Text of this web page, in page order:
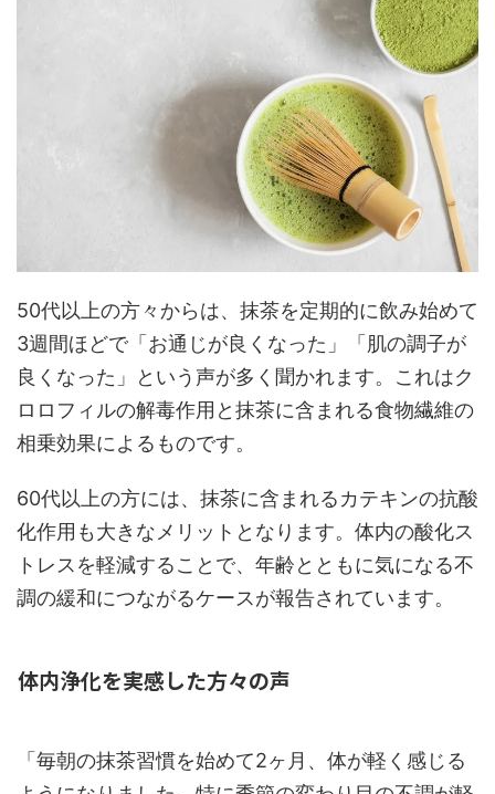
50代以上の方々からは、抹茶を定期的に飲み始めて
3週間ほどで「お通じが良くなった」「肌の調子が
良くなった」という声が多く聞かれます。これはク
ロロフィルの解毒作用と抹茶に含まれる食物繊維の
相乗効果によるものです。
60代以上の方には、抹茶に含まれるカテキンの抗酸
化作用も大きなメリットとなります。体内の酸化ス
トレスを軽減することで、年齢とともに気になる不
調の緩和につながるケースが報告されています。
体内浄化を実感した方々の声
「毎朝の抹茶習慣を始めて2ヶ月、体が軽く感じる